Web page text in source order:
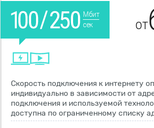
Мбит
сек
от
Скорость подключения к интернету
индивидуально в зависимости от
подключения и используемой
доступна по ограниченному списку